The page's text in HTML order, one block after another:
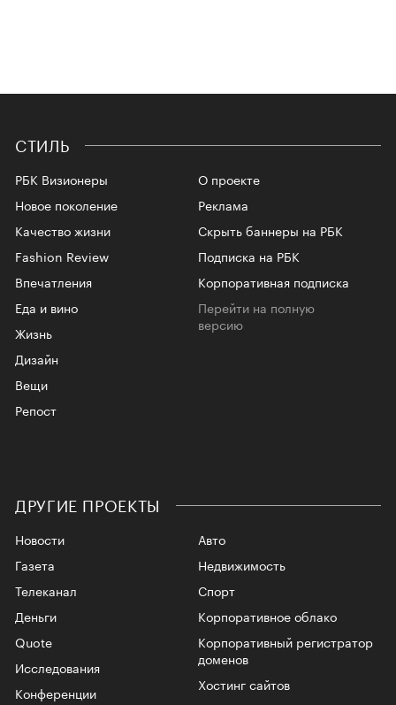
СТИЛЬ
РБК Визионеры
Новое поколение
Качество жизни
Fashion Review
Впечатления
Еда и вино
Жизнь
Дизайн
Вещи
Репост
О проекте
Реклама
Скрыть баннеры на РБК
Подписка на РБК
Корпоративная подписка
Перейти на полную
версию
ДРУГИЕ ПРОЕКТЫ
Новости
Газета
Телеканал
Авто
Недвижимость
Спорт
Корпоративное облако
Корпоративный регистратор
доменов
Хостинг сайтов
Деньги
Quote
Исследования
Конференции